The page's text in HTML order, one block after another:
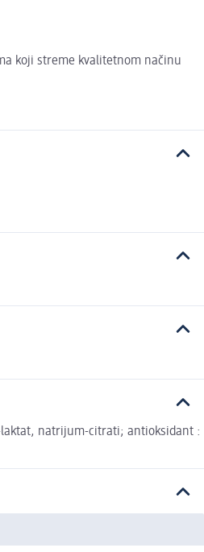
koji streme kvalitetnom načinu
laktat, natrijum-citrati; antioksidant :